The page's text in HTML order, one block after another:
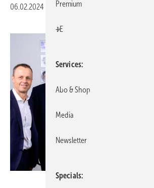
06.02.2024 Druckvorschau
Premium
+E
Services
Abo & Shop
Media
Newsletter
Specials